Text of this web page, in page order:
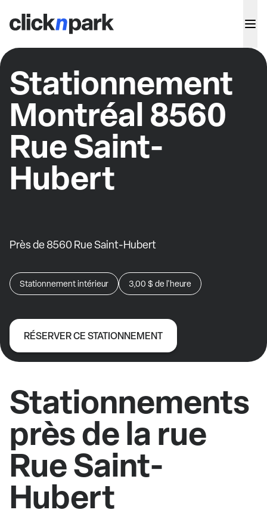
Stationnement
Montréal 8560
Rue Saint-
Hubert
Près de 8560 Rue Saint-Hubert
Stationnement intérieur 3,00 $ de l'heure
RÉSERVER CE STATIONNEMENT
Stationnements
près de la rue
Rue Saint-
Hubert